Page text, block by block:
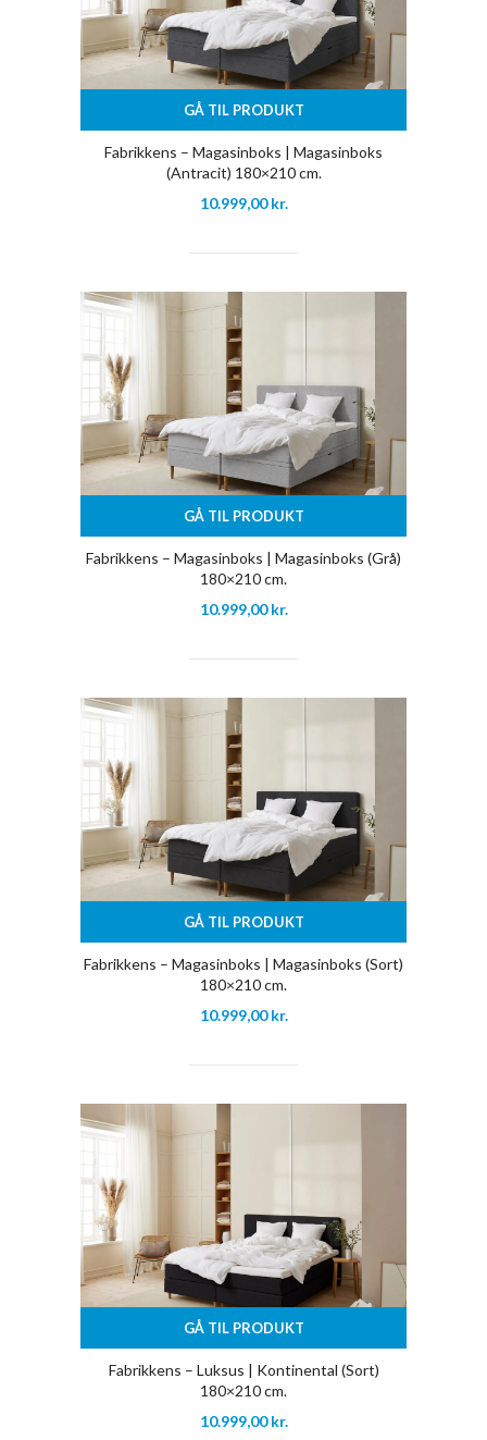
GÅ TIL PRODUKT
Fabrikkens – Magasinboks | Magasinboks
(Antracit) 180×210 cm.
10.999,00kr.
GÅ TIL PRODUKT
Fabrikkens – Magasinboks | Magasinboks (Grå)
180×210 cm.
10.999,00kr.
GÅ TIL PRODUKT
Fabrikkens – Magasinboks | Magasinboks (Sort)
180×210 cm.
10.999,00kr.
GÅ TIL PRODUKT
Fabrikkens – Luksus | Kontinental (Sort)
180×210 cm.
10.999,00kr.